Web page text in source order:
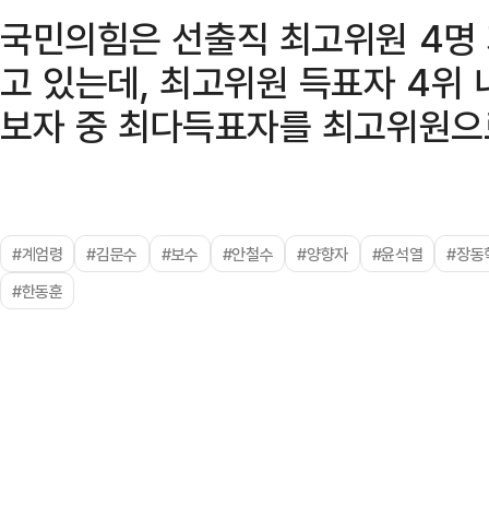
국민의힘은 선출직 최고위원 4
고 있는데, 최고위원 득표자 4위
보자 중 최다득표자를 최고위원
#계엄령 #김문수 #보수 #안철수 #양향자 #윤석열
#장동
#한동훈